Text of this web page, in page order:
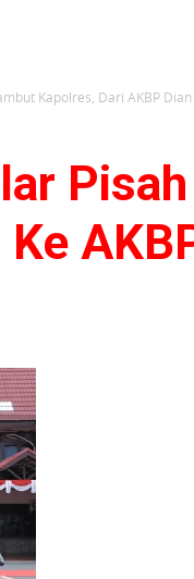
Kapolres, Dari AKBP Dian